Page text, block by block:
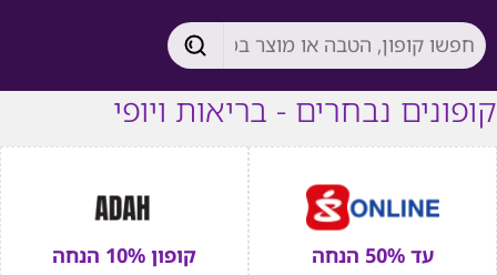
קופונים נבחרים - בריאות ויופי
עד 50% הנחה קופון 10% הנחה